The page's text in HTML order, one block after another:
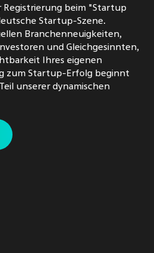
Registrierung beim "Startup
Startup-Szene.
Branchenneuigkeiten,
und Gleichgesinnten,
Ihres eigenen
zum Startup-Erfolg beginnt
unserer dynamischen